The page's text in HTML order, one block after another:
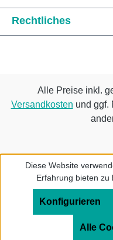
Rechtliches
Alle Preise inkl.
Versandkosten und ggf.
Diese Website
Erfahrung bieten zu
Konfigurieren
Alle